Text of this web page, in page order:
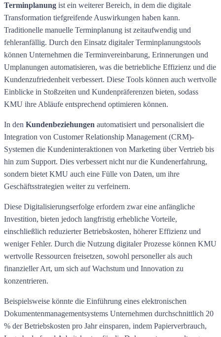
Terminplanung ist ein weiterer Bereich, in dem die digitale
Transformation tiefgreifende Auswirkungen haben kann.
Traditionelle manuelle Terminplanung ist zeitaufwendig und
fehleranfällig. Durch den Einsatz digitaler Terminplanungstools
können Unternehmen die Terminvereinbarung, Erinnerungen und
Umplanungen automatisieren, was die betriebliche Effizienz und die
Kundenzufriedenheit verbessert. Diese Tools können auch wertvolle
Einblicke in Stoßzeiten und Kundenpräferenzen bieten, sodass
KMU ihre Abläufe entsprechend optimieren können.
In den Kundenbeziehungen automatisiert und personalisiert die
Integration von Customer Relationship Management (CRM)-
Systemen die Kundeninteraktionen von Marketing über Vertrieb bis
hin zum Support. Dies verbessert nicht nur die Kundenerfahrung,
sondern bietet KMU auch eine Fülle von Daten, um ihre
Geschäftsstrategien weiter zu verfeinern.
Diese Digitalisierungserfolge erfordern zwar eine anfängliche
Investition, bieten jedoch langfristig erhebliche Vorteile,
einschließlich reduzierter Betriebskosten, höherer Effizienz und
weniger Fehler. Durch die Nutzung digitaler Prozesse können KMU
wertvolle Ressourcen freisetzen, sowohl personeller als auch
finanzieller Art, um sich auf Wachstum und Innovation zu
konzentrieren.
Beispielsweise könnte die Einführung eines elektronischen
Dokumentenmanagementsystems Unternehmen durchschnittlich 20
% der Betriebskosten pro Jahr einsparen, indem Papierverbrauch,